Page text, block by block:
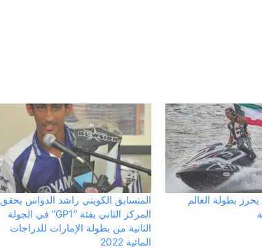
بطولة العالم
المتسابق الكويتي راشد الدواس يحقق
المركز الثاني بفئة “GP1” في الجولة
الثانية من بطولة الإمارات للدراجات
المائية 2022